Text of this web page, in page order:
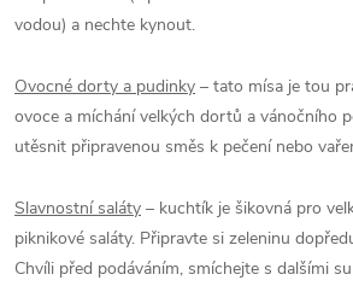
vodou) a nechte kynout.
Ovocné dorty a pudinky – tato mísa je tou
ovoce a míchání velkých dortů a vánočního
utěsnit připravenou směs k pečení nebo
Slavnostní saláty – kuchtík je šikovná pro
piknikové saláty. Připravte si zeleninu
Chvíli před podáváním, smíchejte s dalšími